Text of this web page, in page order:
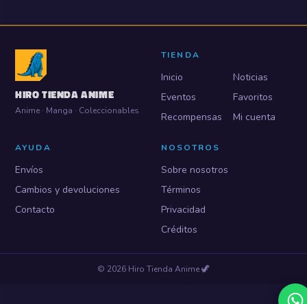
HIRO TIENDA ANIME
Anime · Manga · Coleccionables
TIENDA
Inicio
Noticias
Eventos
Favoritos
Recompensas
Mi cuenta
AYUDA
Envíos
Cambios y devoluciones
Contacto
NOSOTROS
Sobre nosotros
Términos
Privacidad
Créditos
© 2026 Hiro Tienda Anime🦖